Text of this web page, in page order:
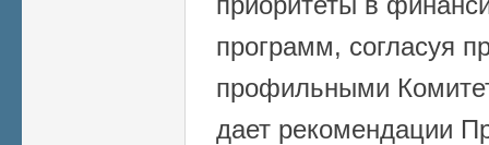
программ, согласуя
профильными
дает рекомендации